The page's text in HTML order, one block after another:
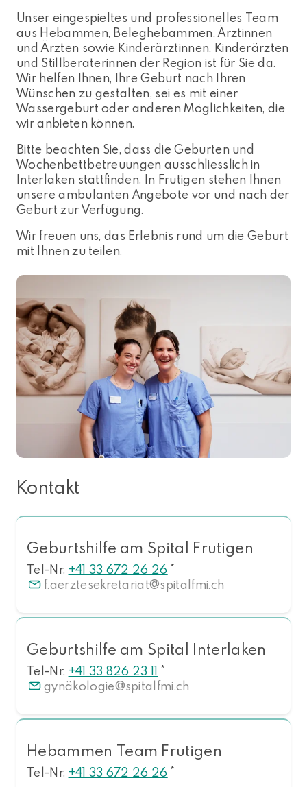
Unser eingespieltes und professionelles Team
aus Hebammen, Beleghebammen, Ärztinnen
und Ärzten sowie Kinderärztinnen, Kinderärzten
und Stillberaterinnen der Region ist für Sie da.
Wir helfen Ihnen, Ihre Geburt nach Ihren
Wünschen zu gestalten, sei es mit einer
Wassergeburt oder anderen Möglichkeiten, die
wir anbieten können.
Bitte beachten Sie, dass die Geburten und
Wochenbettbetreuungen ausschliesslich in
Interlaken stattfinden. In Frutigen stehen Ihnen
unsere ambulanten Angebote vor und nach der
Geburt zur Verfügung.
Wir freuen uns, das Erlebnis rund um die Geburt
mit Ihnen zu teilen.
Kontakt
Geburtshilfe am Spital Frutigen
Tel-Nr. +41 33 672 26 26 *
f.aerztesekretariat
spitalfmi.ch
Geburtshilfe am Spital Interlaken
Tel-Nr. +41 33 826 23 11 *
gynäkologie
spitalfmi.ch
Hebammen Team Frutigen
Tel-Nr. +41 33 672 26 26 *